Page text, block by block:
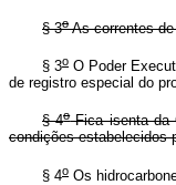
§ 3oAs correntes de
§ 3o O Poder
de registro especial do
§ 4oFica isenta da
condições estabelecidos
§ 4o Os